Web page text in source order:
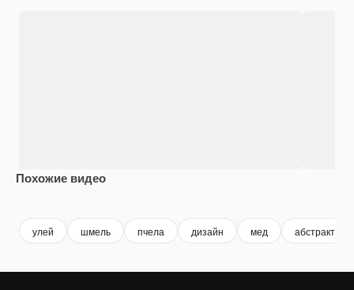
Похожие видео
улей шмель пчела дизайн мед